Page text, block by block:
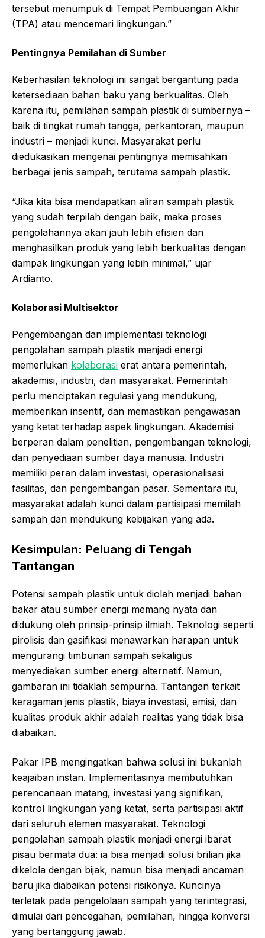
tersebut menumpuk di Tempat Pembuangan Akhir
(TPA) atau mencemari lingkungan.”
Pentingnya Pemilahan di Sumber
Keberhasilan teknologi ini sangat bergantung pada
ketersediaan bahan baku yang berkualitas. Oleh
karena itu, pemilahan sampah plastik di sumbernya –
baik di tingkat rumah tangga, perkantoran, maupun
industri – menjadi kunci. Masyarakat perlu
diedukasikan mengenai pentingnya memisahkan
berbagai jenis sampah, terutama sampah plastik.
“Jika kita bisa mendapatkan aliran sampah plastik
yang sudah terpilah dengan baik, maka proses
pengolahannya akan jauh lebih efisien dan
menghasilkan produk yang lebih berkualitas dengan
dampak lingkungan yang lebih minimal,” ujar
Ardianto.
Kolaborasi Multisektor
Pengembangan dan implementasi teknologi
pengolahan sampah plastik menjadi energi
memerlukan kolaborasi erat antara pemerintah,
akademisi, industri, dan masyarakat. Pemerintah
perlu menciptakan regulasi yang mendukung,
memberikan insentif, dan memastikan pengawasan
yang ketat terhadap aspek lingkungan. Akademisi
berperan dalam penelitian, pengembangan teknologi,
dan penyediaan sumber daya manusia. Industri
memiliki peran dalam investasi, operasionalisasi
fasilitas, dan pengembangan pasar. Sementara itu,
masyarakat adalah kunci dalam partisipasi memilah
sampah dan mendukung kebijakan yang ada.
Kesimpulan: Peluang di Tengah
Tantangan
Potensi sampah plastik untuk diolah menjadi bahan
bakar atau sumber energi memang nyata dan
didukung oleh prinsip-prinsip ilmiah. Teknologi seperti
pirolisis dan gasifikasi menawarkan harapan untuk
mengurangi timbunan sampah sekaligus
menyediakan sumber energi alternatif. Namun,
gambaran ini tidaklah sempurna. Tantangan terkait
keragaman jenis plastik, biaya investasi, emisi, dan
kualitas produk akhir adalah realitas yang tidak bisa
diabaikan.
Pakar IPB mengingatkan bahwa solusi ini bukanlah
keajaiban instan. Implementasinya membutuhkan
perencanaan matang, investasi yang signifikan,
kontrol lingkungan yang ketat, serta partisipasi aktif
dari seluruh elemen masyarakat. Teknologi
pengolahan sampah plastik menjadi energi ibarat
pisau bermata dua: ia bisa menjadi solusi brilian jika
dikelola dengan bijak, namun bisa menjadi ancaman
baru jika diabaikan potensi risikonya. Kuncinya
terletak pada pengelolaan sampah yang terintegrasi,
dimulai dari pencegahan, pemilahan, hingga konversi
yang bertanggung jawab.